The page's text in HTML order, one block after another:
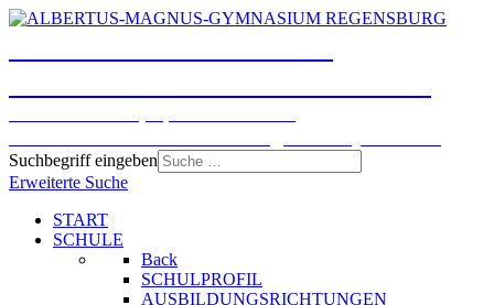
Suchbegriff eingeben
Erweiterte Suche
START
SCHULE
Back
SCHULPROFIL
AUSBILDUNGSRICHTUNGEN